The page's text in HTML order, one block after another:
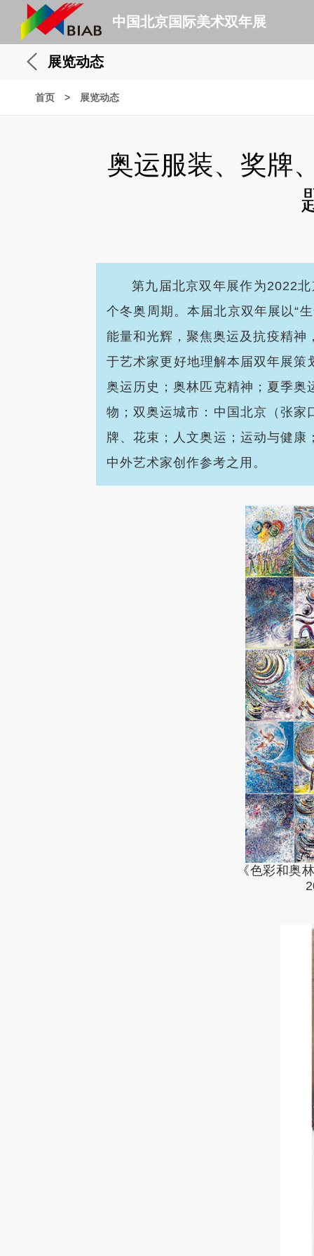
中国北京国际美术双年展
展览动态
首页 > 展览动态
奥运服装、奖牌
第九届北京双年展作为2022
个冬奥周期。本届北京双年展以“
能量和光辉，聚焦奥运及抗疫精神
于艺术家更好地理解本届双年展策
奥运历史；奥林匹克精神；夏季
物；双奥运城市：中国北京（张
牌、花束；人文奥运；运动与健
中外艺术家创作参考之用。
《色彩和奥